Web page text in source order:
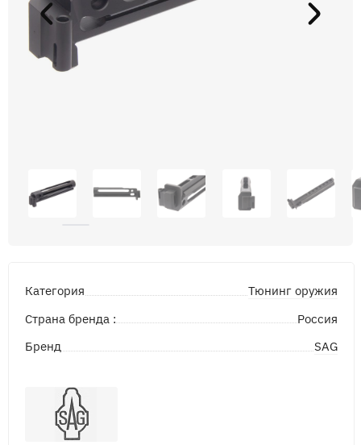
Категория
Тюнинг оружия
Страна бренда :
Россия
Бренд
SAG